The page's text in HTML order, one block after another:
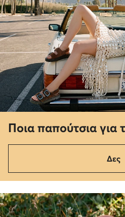
Ποια παπούτσια για
Δες